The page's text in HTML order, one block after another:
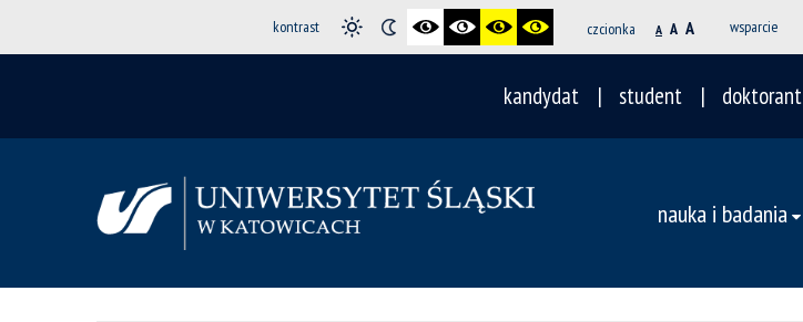
kontrast czcionka A A A wsparcie
kandydat student doktorant
nauka i badania